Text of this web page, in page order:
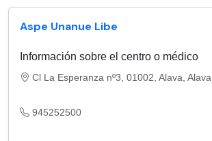
Aspe Unanue Libe
Información sobre el centro o médico
Cl La Esperanza nº3, 01002, Alava, Alava
945252500